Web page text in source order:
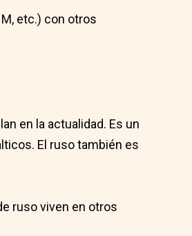
etc.) con otros
en la actualidad. Es un
El ruso también es
ruso viven en otros